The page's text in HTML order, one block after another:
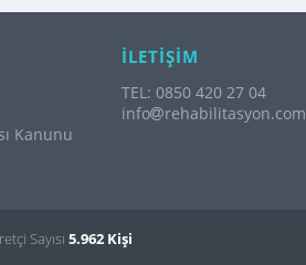
Kanunu
İLETİŞİM
TEL: 0850 420 27 04
info
rehabilitasyon.com
Sayısı 5.962 Kişi